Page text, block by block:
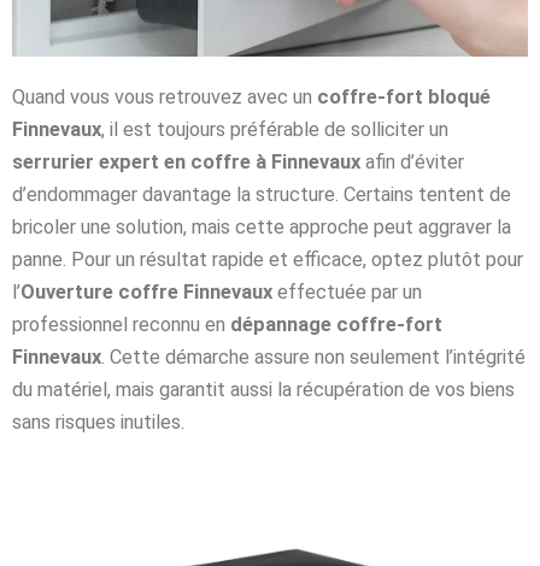
Quand vous vous retrouvez avec un coffre-fort bloqué
Finnevaux, il est toujours préférable de solliciter un
serrurier expert en coffre à Finnevaux afin d’éviter
d’endommager davantage la structure. Certains tentent de
bricoler une solution, mais cette approche peut aggraver la
panne. Pour un résultat rapide et efficace, optez plutôt pour
l’Ouverture coffre Finnevaux effectuée par un
professionnel reconnu en dépannage coffre-fort
Finnevaux. Cette démarche assure non seulement l’intégrité
du matériel, mais garantit aussi la récupération de vos biens
sans risques inutiles.